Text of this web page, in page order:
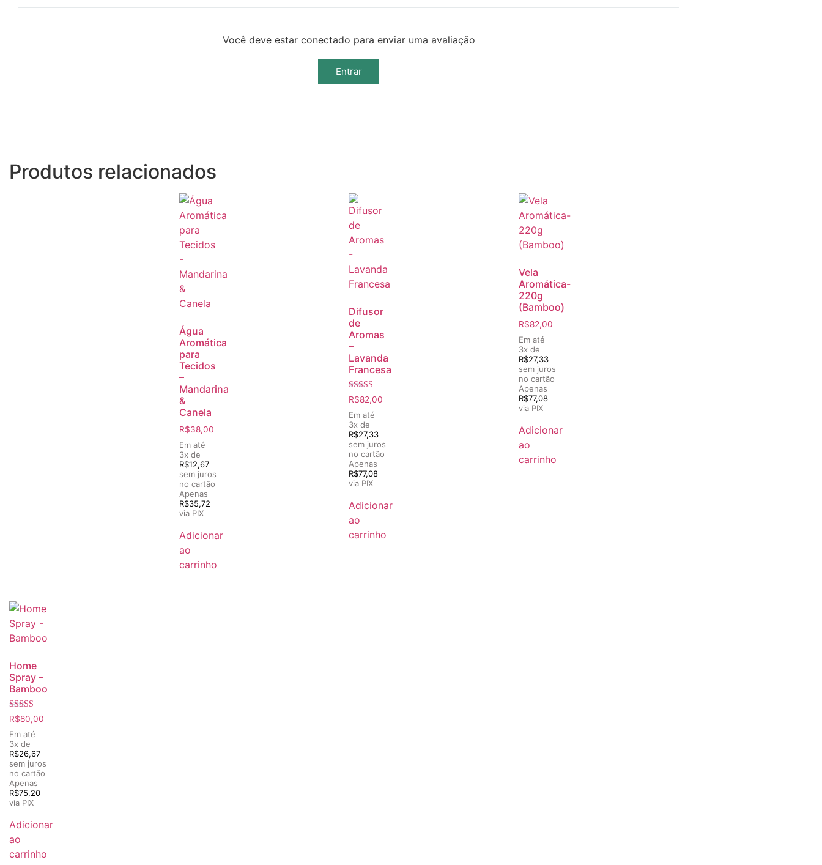
Você deve estar conectado para enviar uma avaliação
Entrar
Produtos relacionados
Água
Aromática
para
Tecidos
–
Mandarina
&
Canela
R$38,00
Em até
3x de
R$12,67
sem juros
no cartão
Apenas
R$35,72
via PIX
Adicionar
ao
carrinho
Difusor
de
Aromas
–
Lavanda
Francesa
Avaliação
5.00
de 5
R$82,00
Em até
3x de
R$27,33
sem juros
no cartão
Apenas
R$77,08
via PIX
Adicionar
ao
carrinho
Vela
Aromática-
220g
(Bamboo)
R$82,00
Em até
3x de
R$27,33
sem juros
no cartão
Apenas
R$77,08
via PIX
Adicionar
ao
carrinho
Home
Spray –
Bamboo
Avaliação
5.00
de 5
R$80,00
Em até
3x de
R$26,67
sem juros
no cartão
Apenas
R$75,20
via PIX
Adicionar
ao
carrinho